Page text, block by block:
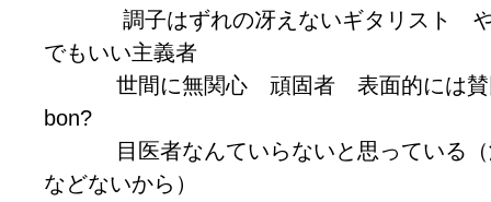
調子はずれの冴えないギタリスト や
でもいい主義者
世間に無関心 頑固者 表面的には賛同
bon?
目医者なんていらないと思っている（
などないから）